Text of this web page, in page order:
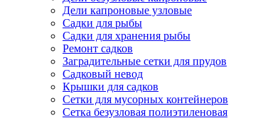
Дели капроновые узловые
Садки для рыбы
Садки для хранения рыбы
Ремонт садков
Заградительные сетки для прудов
Садковый невод
Крышки для садков
Сетки для мусорных контейнеров
Сетка безузловая полиэтиленовая